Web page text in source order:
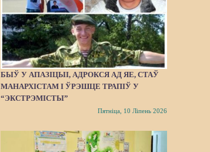
БЫЎ У АПАЗІЦЫІ, АДРОКСЯ АД ЯЕ, СТАЎ
МАНАРХІСТАМ І ЎРЭШЦЕ ТРАПІЎ У
“ЭКСТРЭМІСТЫ”
Пятніца, 10 Ліпень 2026